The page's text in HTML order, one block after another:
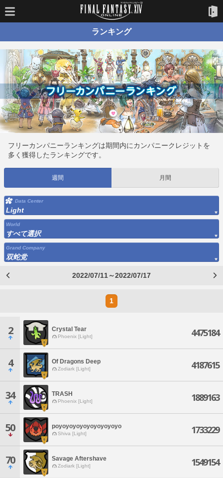
ランキング
フリーカンパニーランキングは期間内にカンパニークレジットを
多く獲得したランキングです。
週間 月間
Data Center
Light
World
すべて選択
Grand Company
双蛇党
2022/07/11～2022/07/17
1
2 Crystal Tear
Phoenix [Light] 4475184
4 Of Dragons Deep
Zodiark [Light] 4187615
34 TRASH
Phoenix [Light] 1889163
50 poyoyoyoyoyoyoyoyoyo
Shiva [Light] 1733229
70 Savage Aftershave
Zodiark [Light] 1549154